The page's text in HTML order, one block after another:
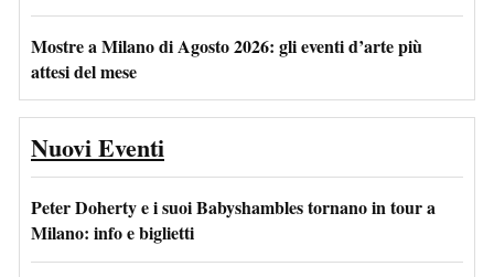
Mostre a Milano di Agosto 2026: gli eventi d’arte più
attesi del mese
Nuovi Eventi
Peter Doherty e i suoi Babyshambles tornano in tour a
Milano: info e biglietti